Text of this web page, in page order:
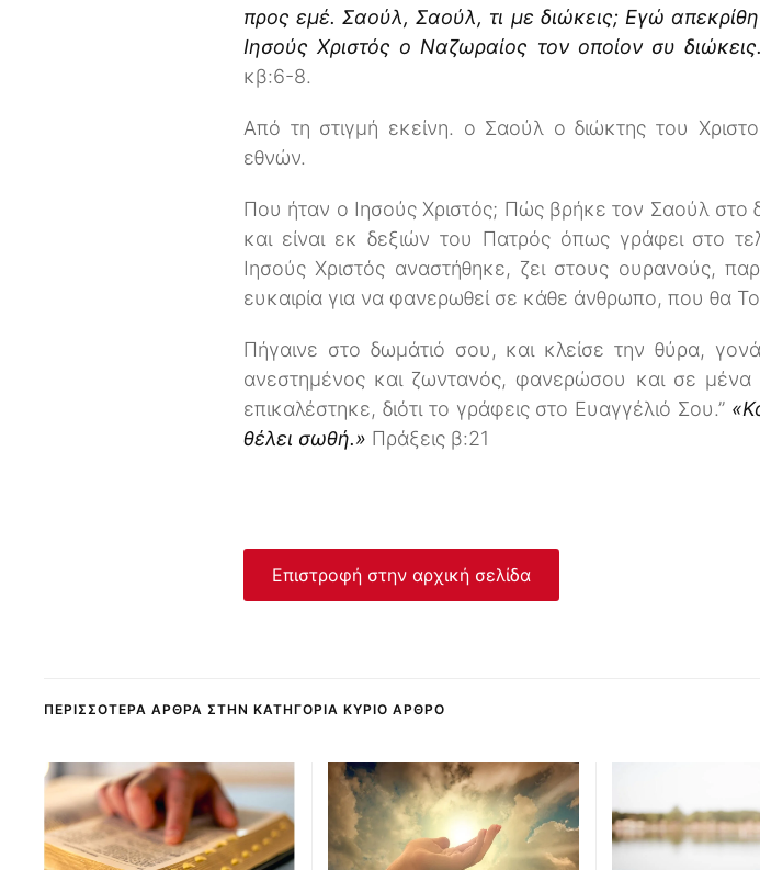
προς εμέ. Σαούλ, Σαούλ, τι με διώκεις; Εγώ
Ιησούς Χριστός ο Ναζωραίος τον οποίον συ
κβ:6-8.
Από τη στιγμή εκείνη. ο Σαούλ ο διώκτης του
εθνών.
Που ήταν ο Ιησούς Χριστός; Πώς βρήκε τον Σαούλ στο
και είναι εκ δεξιών του Πατρός όπως γράφει στο
Ιησούς Χριστός αναστήθηκε, ζει στους ουρανούς,
ευκαιρία για να φανερωθεί σε κάθε άνθρωπο, που θα
Πήγαινε στο δωμάτιό σου, και κλείσε την θύρα,
ανεστημένος και ζωντανός, φανερώσου και σε
επικαλέστηκε, διότι το γράφεις στο Ευαγγέλιό Σου.”
θέλει σωθή.» Πράξεις β:21
Επιστροφή στην αρχική σελίδα
ΠΕΡΙΣΣΌΤΕΡΑ ΆΡΘΡΑ ΣΤΗΝ ΚΑΤΗΓΟΡΊΑ ΚΎΡΙΟ ΆΡΘΡΟ